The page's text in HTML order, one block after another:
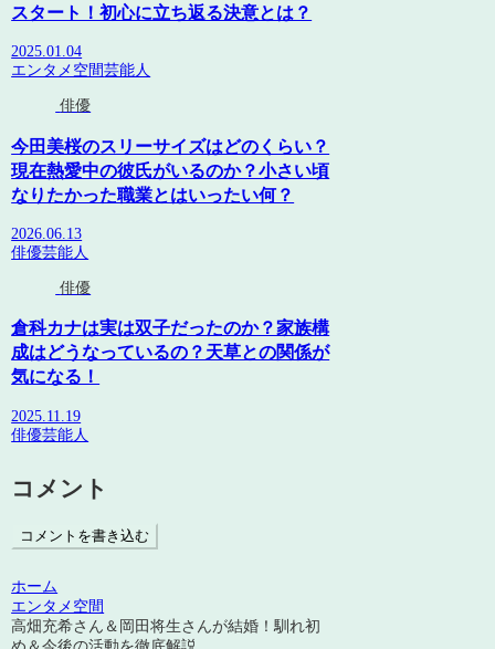
スタート！初心に立ち返る決意とは？
2025.01.04
エンタメ空間芸能人
俳優
今田美桜のスリーサイズはどのくらい？
現在熱愛中の彼氏がいるのか？小さい頃
なりたかった職業とはいったい何？
2026.06.13
俳優芸能人
俳優
倉科カナは実は双子だったのか？家族構
成はどうなっているの？天草との関係が
気になる！
2025.11.19
俳優芸能人
コメント
コメントを書き込む
ホーム
エンタメ空間
高畑充希さん＆岡田将生さんが結婚！馴れ初